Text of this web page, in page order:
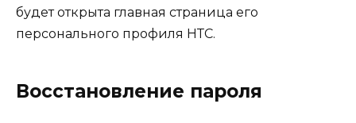
будет открыта главная страница его
персонального профиля НТС.
Восстановление пароля